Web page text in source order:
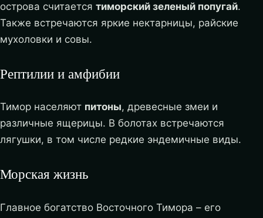
острова считается тиморский зеленый попугай.
Также встречаются яркие нектарницы, райские
мухоловки и совы.
Рептилии и амфибии
Тимор населяют питоны, древесные змеи и
различные ящерицы. В болотах встречаются
лягушки, в том числе редкие эндемичные виды.
Морская жизнь
Главное богатство Восточного Тимора – его